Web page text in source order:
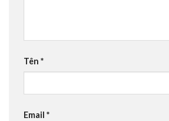
Tên *
Email *